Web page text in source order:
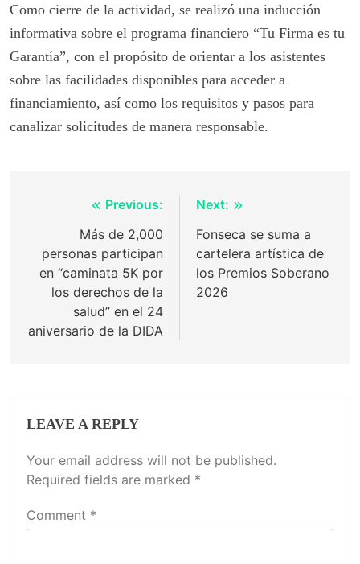
Como cierre de la actividad, se realizó una inducción
informativa sobre el programa financiero “Tu Firma es tu
Garantía”, con el propósito de orientar a los asistentes
sobre las facilidades disponibles para acceder a
financiamiento, así como los requisitos y pasos para
canalizar solicitudes de manera responsable.
navigation
Previous:
Más de 2,000
personas participan
en “caminata 5K por
los derechos de la
salud” en el 24
aniversario de la DIDA
Next:
Fonseca se suma a
cartelera artística de
los Premios Soberano
2026
LEAVE A REPLY
Your email address will not be published.
Required fields are marked *
Comment *